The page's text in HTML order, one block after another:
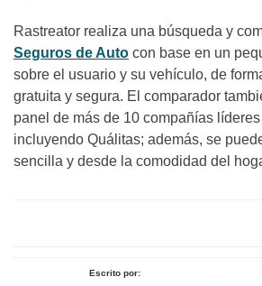
Rastreator realiza una búsqueda y
Seguros de Auto con base en un
sobre el usuario y su vehículo, de
gratuita y segura. El comparador
panel de más de 10 compañías
incluyendo Quálitas; además, se
sencilla y desde la comodidad del
Escrito por: